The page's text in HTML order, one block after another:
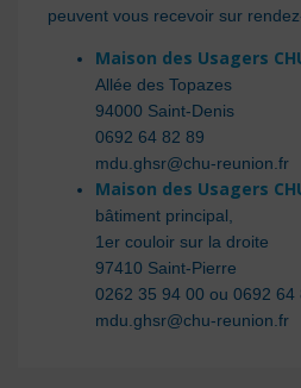
peuvent vous recevoir sur
Maison des Usagers
Allée des Topazes
94000 Saint-Denis
0692 64 82 89
mdu.ghsr@chu-reunion.fr
Maison des Usagers
bâtiment principal,
1er couloir sur la droite
97410 Saint-Pierre
0262 35 94 00 ou 0692 64
mdu.ghsr@chu-reunion.fr